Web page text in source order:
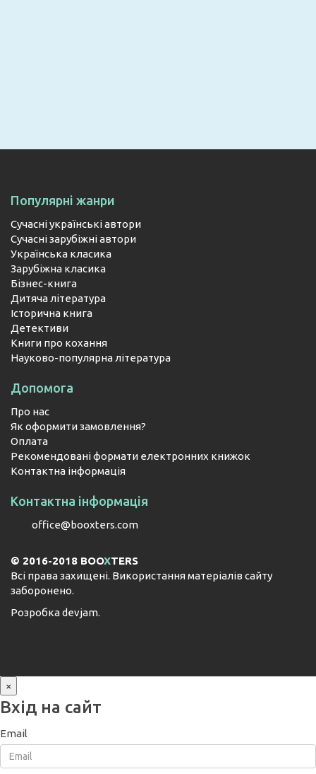
Популярні жанри
Сучасні українські автори
Сучасні зарубіжні автори
Українська класика
Зарубіжна класика
Бізнес-книга
Дитяча література
Історична книга
Детективи
Книги про кохання
Науково-популярна література
Допомога
Про нас
Як оформити замовлення?
Оплата
Рекомендовані формати електронних книжок
Контактна інформація
Контактна інформація
office@booxters.com
© 2016-2018 BOOXTERS
Всі права захищені. Використання матеріалів сайту
заборонено.
Розробкаdevjam.
×
Вхід на сайт
Email